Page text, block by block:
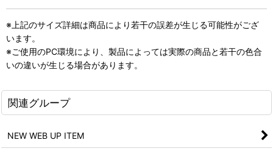
※上記のサイズ詳細は商品により若干の誤差が生じる可能性がござ
います。
※ご使用のPC環境により、製品によっては実際の商品と若干の色合
いの違いが生じる場合があります。
関連グループ
NEW WEB UP ITEM